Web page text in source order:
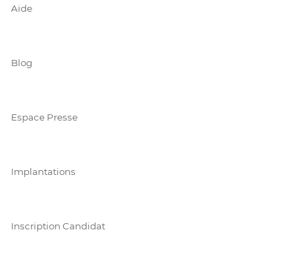
Aide
Blog
Espace Presse
Implantations
Inscription Candidat